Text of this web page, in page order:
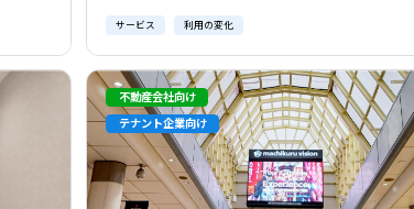
サービス 利用の変化
不動産会社向け
テナント企業向け